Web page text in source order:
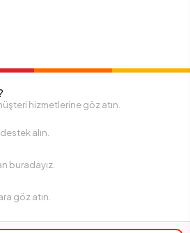
hizmetlerine göz atın.
alın.
buradayız.
göz atın.